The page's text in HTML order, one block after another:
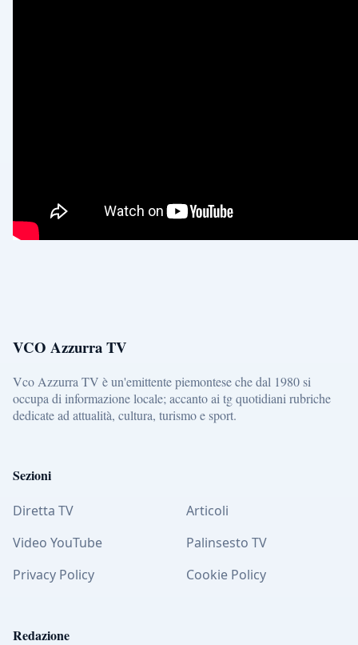
VCO Azzurra TV
Vco Azzurra TV è un'emittente piemontese che dal 1980 si
occupa di informazione locale; accanto ai tg quotidiani rubriche
dedicate ad attualità, cultura, turismo e sport.
Sezioni
Diretta TV
Articoli
Video YouTube
Palinsesto TV
Privacy Policy
Cookie Policy
Redazione